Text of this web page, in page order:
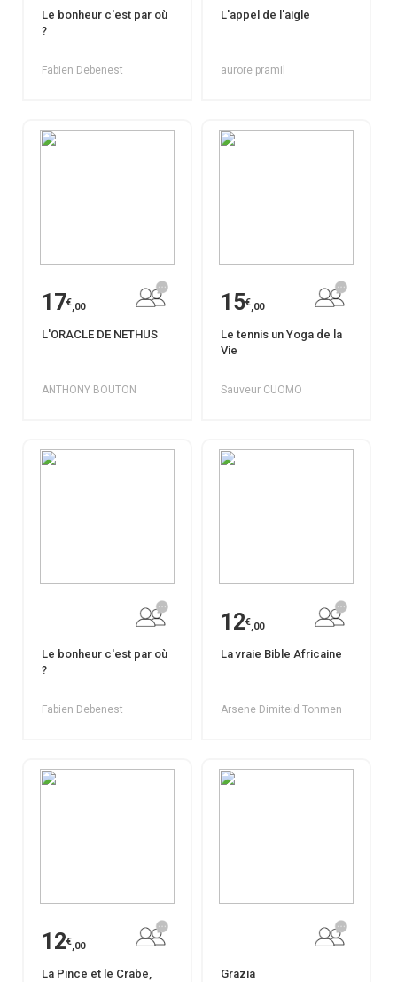
Le bonheur c'est par où
?
Fabien Debenest
L'appel de l'aigle
aurore pramil
17€,00
L'ORACLE DE NETHUS
ANTHONY BOUTON
15€,00
Le tennis un Yoga de la
Vie
Sauveur CUOMO
Le bonheur c'est par où
?
Fabien Debenest
12€,00
La vraie Bible Africaine
Arsene Dimiteid Tonmen
12€,00
La Pince et le Crabe,
Grazia